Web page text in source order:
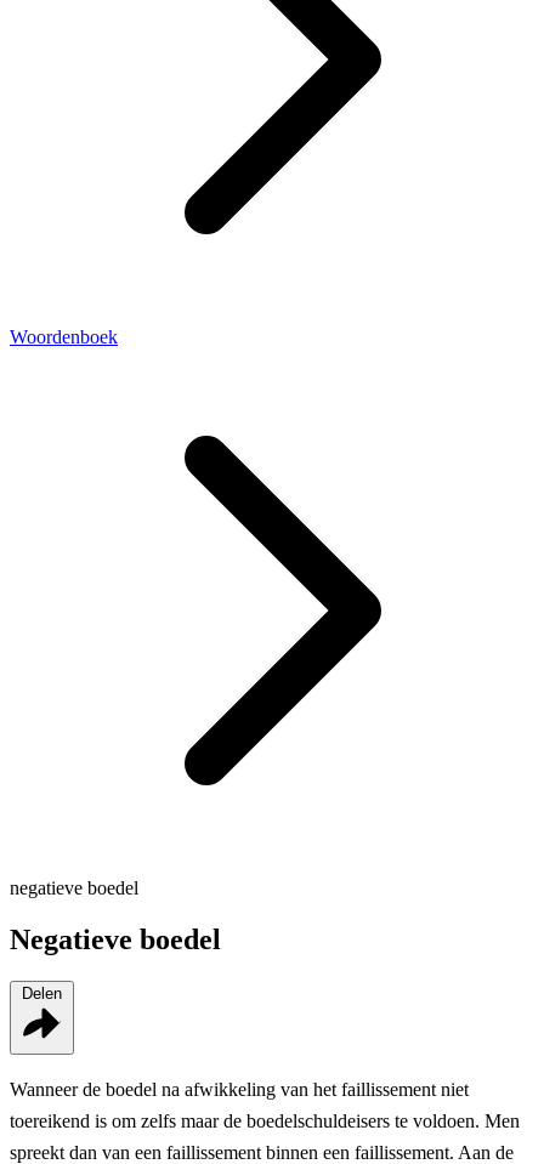
Woordenboek
negatieve boedel
Negatieve boedel
Wanneer de boedel na afwikkeling van het faillissement niet
toereikend is om zelfs maar de boedelschuldeisers te voldoen. Men
spreekt dan van een faillissement binnen een faillissement. Aan de